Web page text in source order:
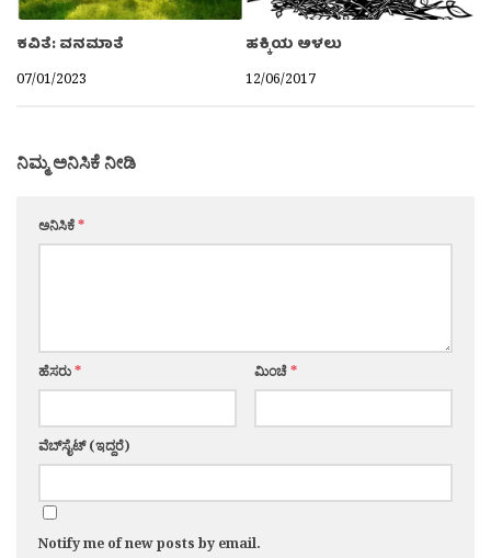
ಕವಿತೆ: ವನಮಾತೆ
07/01/2023
ಹಕ್ಕಿಯ ಅಳಲು
12/06/2017
ನಿಮ್ಮ ಅನಿಸಿಕೆ ನೀಡಿ
ಅನಿಸಿಕೆ*
ಹೆಸರು* ಮಿಂಚೆ*
ವೆಬ್‌ಸೈಟ್ (ಇದ್ದರೆ)
Notify me of new posts by email.